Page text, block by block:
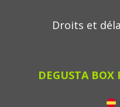
Droits et
DEGUSTA BOX